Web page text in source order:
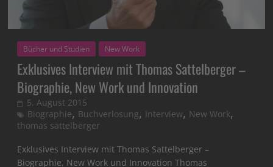
Bücher und Studien New Work
Exklusives Interview mit Thomas Sattelberger –
Biographie, New Work und Innovation
5. August 2015
Biographie, Buchverlosung, Interview, New Work,
thomas sattelberger
Exklusives Interview mit Thomas Sattelberger –
Biographie, New Work und Innovation Thomas